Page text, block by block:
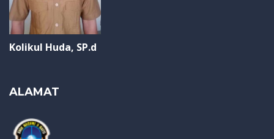
Kolikul Huda, SP.d
ALAMAT